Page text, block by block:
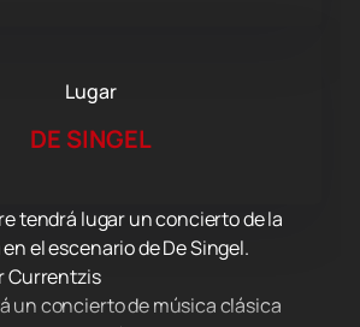
Lugar
DE SINGEL
tendrá lugar un concierto de la
el escenario de De Singel.
Currentzis
un concierto de música clásica